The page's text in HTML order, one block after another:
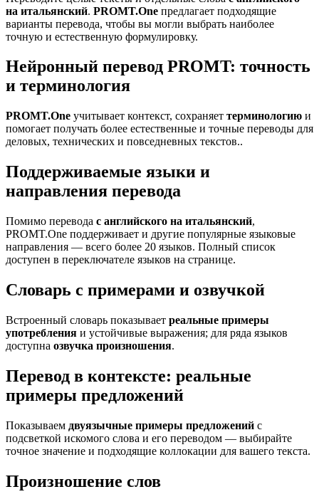
на итальянский. PROMT.One предлагает подходящие
варианты перевода, чтобы вы могли выбрать наиболее
точную и естественную формулировку.
Нейронный перевод PROMT: точность
и терминология
PROMT.One учитывает контекст, сохраняет терминологию и
помогает получать более естественные и точные переводы для
деловых, технических и повседневных текстов..
Поддерживаемые языки и
направления перевода
Помимо перевода с английского на итальянский,
PROMT.One поддерживает и другие популярные языковые
направления — всего более 20 языков. Полный список
доступен в переключателе языков на странице.
Словарь с примерами и озвучкой
Встроенный словарь показывает реальные примеры
употребления и устойчивые выражения; для ряда языков
доступна озвучка произношения.
Перевод в контексте: реальные
примеры предложений
Показываем двуязычные примеры предложений с
подсветкой искомого слова и его переводом — выбирайте
точное значение и подходящие коллокации для вашего текста.
Произношение слов